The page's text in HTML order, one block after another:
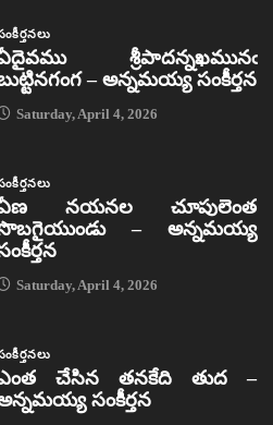
శ్రీపాదన్నఖమునఁ
– అన్నమయ్య సంకీర్తన
Saturday, April 4, 2026
నయనల చూపులెంత
– అన్నమయ్య
Saturday, April 4, 2026
చేసిన తనకేది తుద –
సంకీర్తన